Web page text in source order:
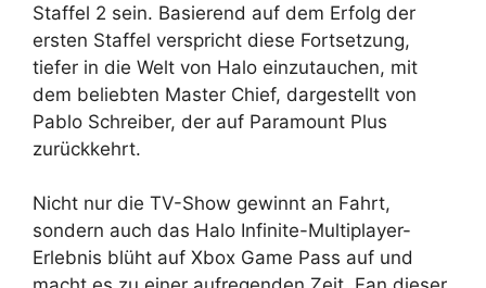
Staffel 2 sein. Basierend auf dem Erfolg der
ersten Staffel verspricht diese Fortsetzung,
tiefer in die Welt von Halo einzutauchen, mit
dem beliebten Master Chief, dargestellt von
Pablo Schreiber, der auf Paramount Plus
zurückkehrt.
Nicht nur die TV-Show gewinnt an Fahrt,
sondern auch das Halo Infinite-Multiplayer-
Erlebnis blüht auf Xbox Game Pass auf und